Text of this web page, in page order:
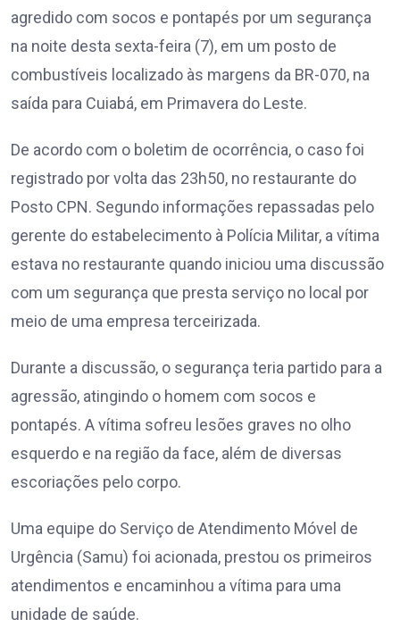
agredido com socos e pontapés por um segurança
na noite desta sexta-feira (7), em um posto de
combustíveis localizado às margens da BR-070, na
saída para Cuiabá, em Primavera do Leste.
De acordo com o boletim de ocorrência, o caso foi
registrado por volta das 23h50, no restaurante do
Posto CPN. Segundo informações repassadas pelo
gerente do estabelecimento à Polícia Militar, a vítima
estava no restaurante quando iniciou uma discussão
com um segurança que presta serviço no local por
meio de uma empresa terceirizada.
Durante a discussão, o segurança teria partido para a
agressão, atingindo o homem com socos e
pontapés. A vítima sofreu lesões graves no olho
esquerdo e na região da face, além de diversas
escoriações pelo corpo.
Uma equipe do Serviço de Atendimento Móvel de
Urgência (Samu) foi acionada, prestou os primeiros
atendimentos e encaminhou a vítima para uma
unidade de saúde.